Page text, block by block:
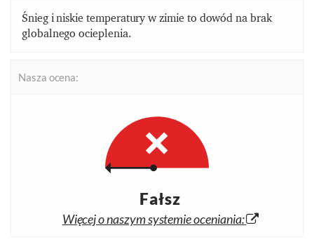
Śnieg i niskie temperatury w zimie to dowód na brak
globalnego ocieplenia.
Nasza ocena:
Fałsz
Więcej o naszym systemie oceniania: